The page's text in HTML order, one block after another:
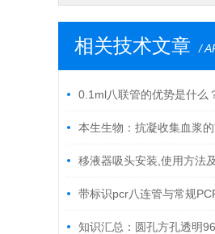
相关技术文章 /
0.1ml八联管的优势是什么
点？本生生物：抗凝收集血浆
移液器吸头安装,使用方法
带标识pcr八连管与常规
的作用
知识汇总：圆孔方孔透明